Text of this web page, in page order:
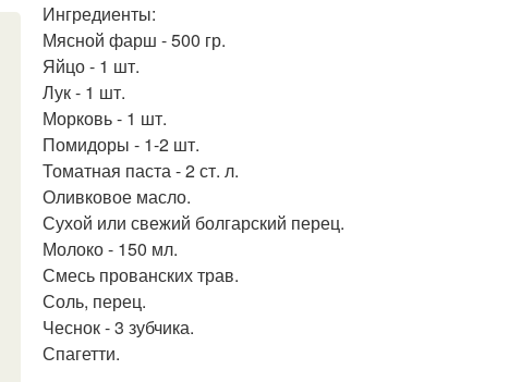
Ингредиенты:
Мясной фарш - 500 гр.
Яйцо - 1 шт.
Лук - 1 шт.
Морковь - 1 шт.
Помидоры - 1-2 шт.
Томатная паста - 2 ст. л.
Оливковое масло.
Сухой или свежий болгарский перец.
Молоко - 150 мл.
Смесь прованских трав.
Соль, перец.
Чеснок - 3 зубчика.
Спагетти.